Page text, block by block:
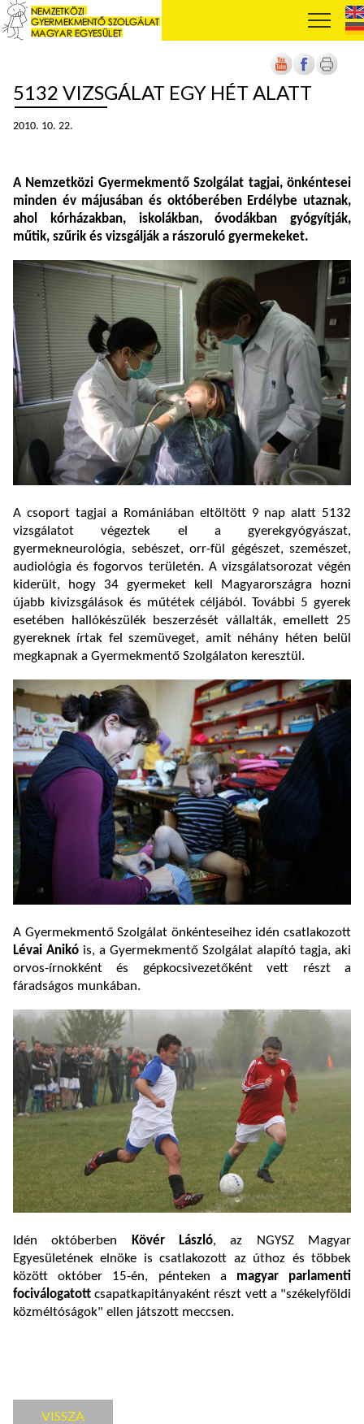
5132 VIZSGÁLAT EGY HÉT ALATT
2010. 10. 22.
A Nemzetközi Gyermekmentő Szolgálat tagjai, önkéntesei
minden év májusában és októberében Erdélybe utaznak,
ahol kórházakban, iskolákban, óvodákban gyógyítják,
műtik, szűrik és vizsgálják a rászoruló gyermekeket.
A csoport tagjai a Romániában eltöltött 9 nap alatt 5132
vizsgálatot végeztek el a gyerekgyógyászat,
gyermekneurológia, sebészet, orr-fül gégészet, szemészet,
audiológia és fogorvos területén. A vizsgálatsorozat végén
kiderült, hogy 34 gyermeket kell Magyarországra hozni
újabb kivizsgálások és műtétek céljából. További 5 gyerek
esetében hallókészülék beszerzését vállalták, emellett 25
gyereknek írtak fel szemüveget, amit néhány héten belül
megkapnak a Gyermekmentő Szolgálaton keresztül.
A Gyermekmentő Szolgálat önkénteseihez idén csatlakozott
Lévai Anikó is, a Gyermekmentő Szolgálat alapító tagja, aki
orvos-írnokként és gépkocsivezetőként vett részt a
fáradságos munkában.
Idén októberben Kövér László, az NGYSZ Magyar
Egyesületének elnöke is csatlakozott az úthoz és többek
között október 15-én, pénteken a magyar parlamenti
fociválogatott csapatkapitányaként részt vett a "székelyföldi
közméltóságok" ellen játszott meccsen.
VISSZA